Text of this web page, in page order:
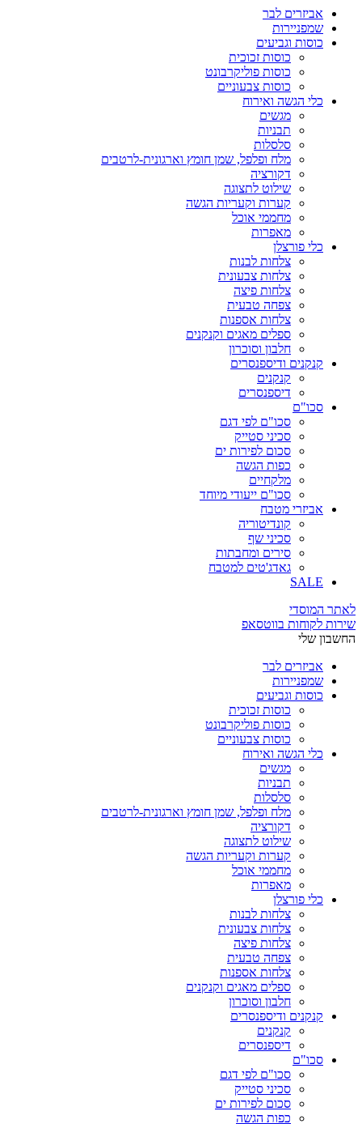
אביזרים לבר
שמפניירות
כוסות וגביעים
כוסות זכוכית
כוסות פוליקרבונט
כוסות צבעוניים
כלי הגשה ואירוח
מגשים
תבניות
סלסלות
מלח ופלפל, שמן חומץ וארגונית-לרטבים
דקורציה
שילוט לתצוגה
קערות וקעריות הגשה
מחממי אוכל
מאפרות
כלי פורצלן
צלחות לבנות
צלחות צבעונית
צלחות פיצה
צפחה טבעית
צלחות אספנות
ספלים מאגים וקנקנים
חלבון וסוכרון
קנקנים ודיספנסרים
קנקנים
דיספנסרים
סכו"ם
סכו"ם לפי דגם
סכיני סטייק
סכום לפירות ים
כפות הגשה
מלקחיים
סכו"ם ייעודי מיוחד
אביזרי מטבח
קונדיטוריה
סכיני שף
סירים ומחבתות
גאדג'טים למטבח
SALE
לאתר המוסדי
שירות לקוחות בווטסאפ
החשבון שלי
אביזרים לבר
שמפניירות
כוסות וגביעים
כוסות זכוכית
כוסות פוליקרבונט
כוסות צבעוניים
כלי הגשה ואירוח
מגשים
תבניות
סלסלות
מלח ופלפל, שמן חומץ וארגונית-לרטבים
דקורציה
שילוט לתצוגה
קערות וקעריות הגשה
מחממי אוכל
מאפרות
כלי פורצלן
צלחות לבנות
צלחות צבעונית
צלחות פיצה
צפחה טבעית
צלחות אספנות
ספלים מאגים וקנקנים
חלבון וסוכרון
קנקנים ודיספנסרים
קנקנים
דיספנסרים
סכו"ם
סכו"ם לפי דגם
סכיני סטייק
סכום לפירות ים
כפות הגשה